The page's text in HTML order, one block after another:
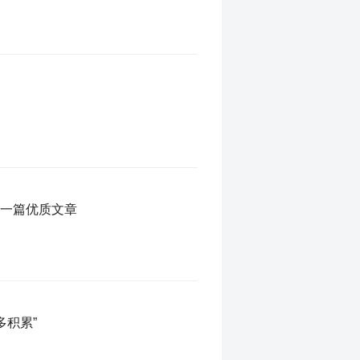
篇优质文章
积累”